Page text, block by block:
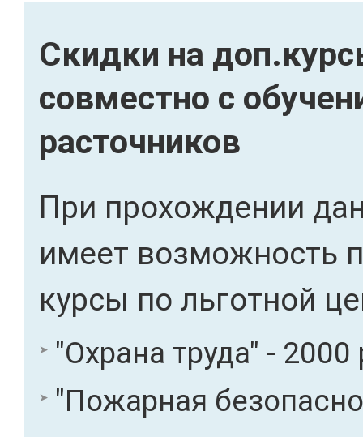
Скидки на
совместно с
расточников
При прохождении
имеет возможность
курсы по льготной
"Охрана труда" - 2000
"Пожарная